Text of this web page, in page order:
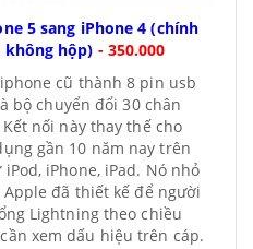
5 sang iPhone 4 (chính
không hộp) -350.000
cũ thành 8 pin usb
bộ chuyển đổi 30 chân
nối này thay thế cho
gần 10 năm nay trên
iPhone, iPad. Nó nhỏ
đã thiết kế để người
Lightning theo chiều
xem dấu hiệu trên cáp.